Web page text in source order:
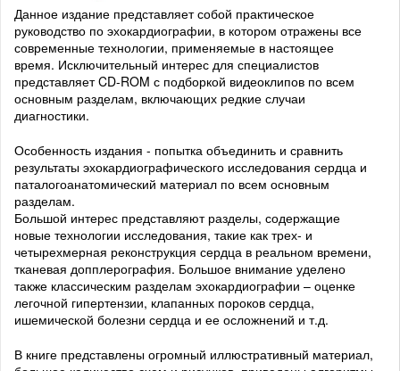
Данное издание представляет собой практическое
руководство по эхокардиографии, в котором отражены все
современные технологии, применяемые в настоящее
время. Исключительный интерес для специалистов
представляет CD-ROM с подборкой видеоклипов по всем
основным разделам, включающих редкие случаи
диагностики.
Особенность издания - попытка объединить и сравнить
результаты эхокардиографического исследования сердца и
паталогоанатомический материал по всем основным
разделам.
Большой интерес представляют разделы, содержащие
новые технологии исследования, такие как трех- и
четырехмерная реконструкция сердца в реальном времени,
тканевая допплерография. Большое внимание уделено
также классическим разделам эхокардиографии – оценке
легочной гипертензии, клапанных пороков сердца,
ишемической болезни сердца и ее осложнений и т.д.
В книге представлены огромный иллюстративный материал,